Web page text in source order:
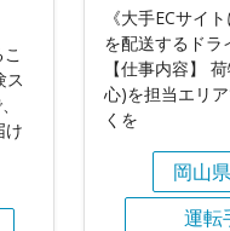
ス
け
《大手ECサイ
を配送するドラ
【仕事内容】
心)を担当エリ
くを
岡山県
運転